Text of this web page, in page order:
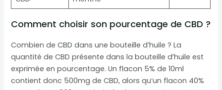
Comment choisir son pourcentage de CBD ?
Combien de CBD dans une bouteille d’huile ? La
quantité de CBD présente dans la bouteille d’huile est
exprimée en pourcentage. Un flacon 5% de 10ml
contient donc 500mg de CBD, alors qu’un flacon 40%